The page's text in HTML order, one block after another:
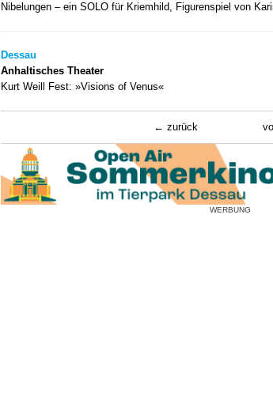
Nibelungen – ein SOLO für Kriemhild, Figurenspiel von
Dessau
Anhaltisches Theater
Kurt Weill Fest: »Visions of Venus«
zurück
WERBUNG